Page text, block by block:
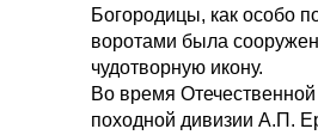
Богородицы, как особо
воротами была
чудотворную икону.
Во время
походной дивизии А.П.